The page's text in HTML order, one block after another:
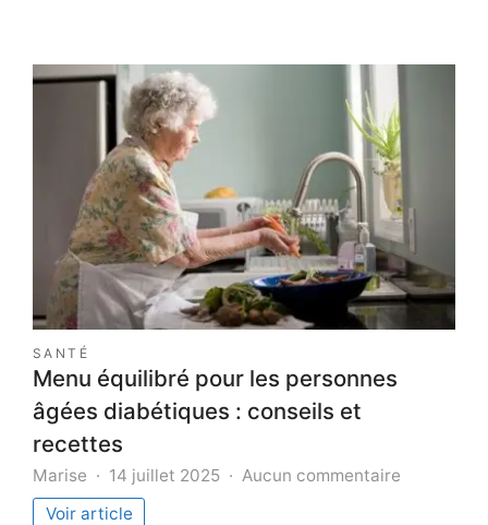
SANTÉ
Menu équilibré pour les personnes
âgées diabétiques : conseils et
recettes
Marise 14 juillet 2025 Aucun commentaire
Voir article